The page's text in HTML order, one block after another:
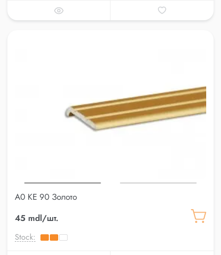
A0 KE 90 Золото
45 mdl/шт.
Stock: